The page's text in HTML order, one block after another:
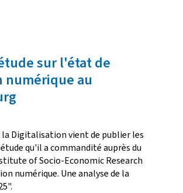
sur l'état de
au
la Digitalisation vient de publier les
qu'il a commandité auprès du
of Socio-Economic Research
numérique. Une analyse de la